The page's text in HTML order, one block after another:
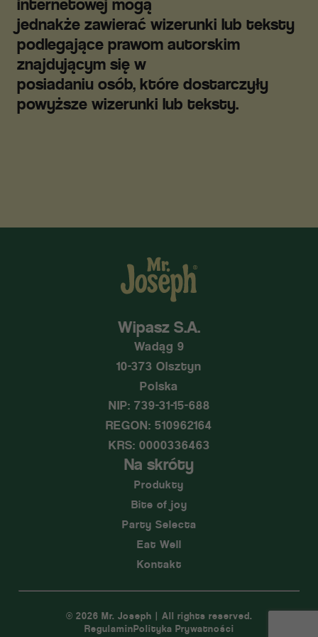
internetowej mogą
jednakże zawierać wizerunki lub teksty
podlegające prawom autorskim
znajdującym się w
posiadaniu osób, które dostarczyły
powyższe wizerunki lub teksty.
Wipasz S.A.
Wadąg 9
10-373 Olsztyn
Polska
NIP: 739-31-15-688
REGON: 510962164
KRS: 0000336463
Na skróty
Produkty
Bite of joy
Party Selecta
Eat Well
Kontakt
© 2026 Mr. Joseph | All rights reserved.
RegulaminPolityka Prywatności